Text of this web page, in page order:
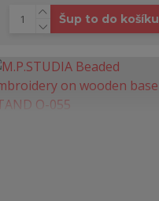
Šup to do košíku